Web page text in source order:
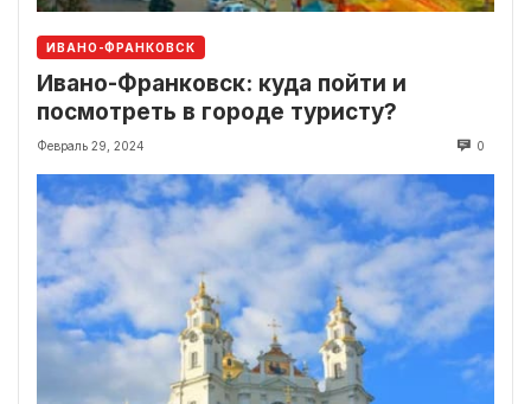
ИВАНО-ФРАНКОВСК
Ивано-Франковск: куда пойти и
посмотреть в городе туристу?
Февраль 29, 2024 0